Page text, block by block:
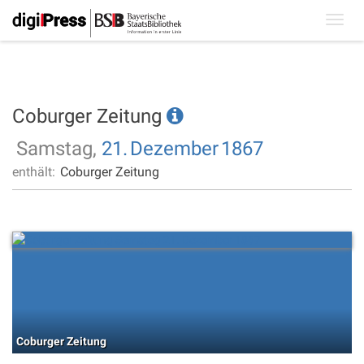
Coburger Zeitung
Samstag, 21. Dezember1867
enthält: Coburger Zeitung
Coburger Zeitung